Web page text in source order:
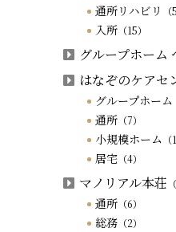
通所リハビリ （
入所（15）
グループホーム
はなぞのケアセ
グループホーム
通所（7）
小規模ホーム
居宅（4）
マノリアル本荘
通所（6）
総務（2）